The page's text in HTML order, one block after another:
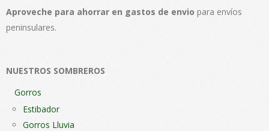
se
Aproveche para ahorrar en gastos de envio para envíos
peninsulares.
NUESTROS SOMBREROS
Gorros
Estibador
Gorros Lluvia